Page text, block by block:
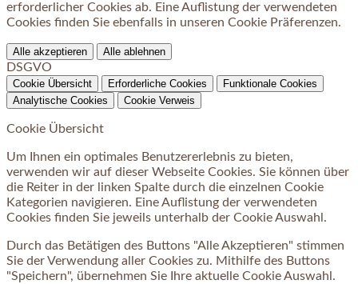
erforderlicher Cookies ab. Eine Auflistung der verwendeten
Cookies finden Sie ebenfalls in unseren Cookie Präferenzen.
Alle akzeptieren Alle ablehnen
DSGVO
Cookie Übersicht Erforderliche Cookies
Funktionale Cookies
Analytische Cookies
Cookie Verweis
Cookie Übersicht
Um Ihnen ein optimales Benutzererlebnis zu bieten,
verwenden wir auf dieser Webseite Cookies. Sie können über
die Reiter in der linken Spalte durch die einzelnen Cookie
Kategorien navigieren. Eine Auflistung der verwendeten
Cookies finden Sie jeweils unterhalb der Cookie Auswahl.
Durch das Betätigen des Buttons "Alle Akzeptieren" stimmen
Sie der Verwendung aller Cookies zu. Mithilfe des Buttons
"Speichern", übernehmen Sie Ihre aktuelle Cookie Auswahl.